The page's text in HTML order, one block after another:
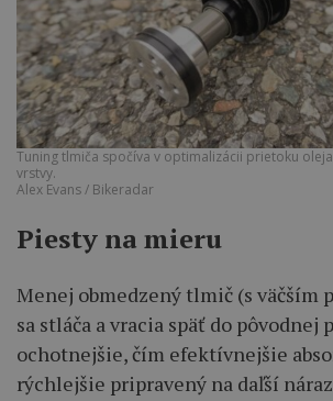
Tuning tlmiča spočíva v optimalizácii prietoku
vrstvy.
Alex Evans / Bikeradar
Piesty na mieru
Menej obmedzený tlmič (s väčším
sa stláča a vracia späť do pôvodnej
ochotnejšie, čím efektívnejšie
rýchlejšie pripravený na daľší